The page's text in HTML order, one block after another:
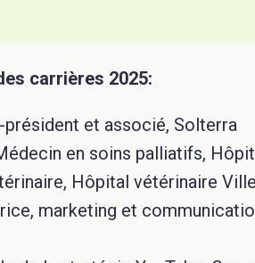
carrières 2025:
président et associé, Solterra
en soins palliatifs,
Hôpital vétérinaire
marketing et